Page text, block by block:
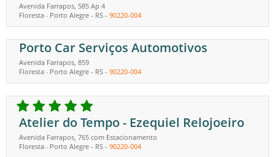
Avenida Farrapos, 585 Ap 4
Floresta - Porto Alegre - RS - 90220-004
Porto Car Serviços Automotivos
Avenida Farrapos, 859
Floresta - Porto Alegre - RS - 90220-004
Atelier do Tempo - Ezequiel Relojoeiro
Avenida Farrapos, 765 com Estacionamento
Floresta - Porto Alegre - RS - 90220-004